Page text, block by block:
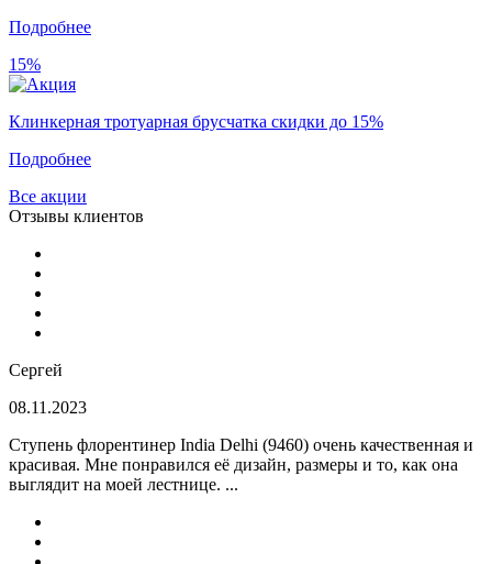
Подробнее
15%
Клинкерная тротуарная брусчатка скидки до 15%
Подробнее
Все акции
Отзывы клиентов
Сергей
08.11.2023
Ступень флорентинер India Delhi (9460) очень качественная и
красивая. Мне понравился её дизайн, размеры и то, как она
выглядит на моей лестнице. ...